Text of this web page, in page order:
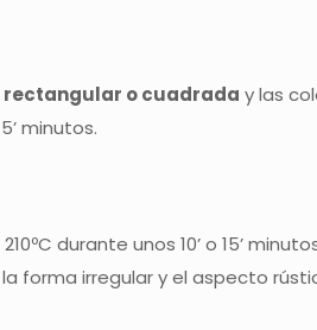
rectangular o cuadrada y las
minutos.
durante unos 10’ o 15’
forma irregular y el aspecto